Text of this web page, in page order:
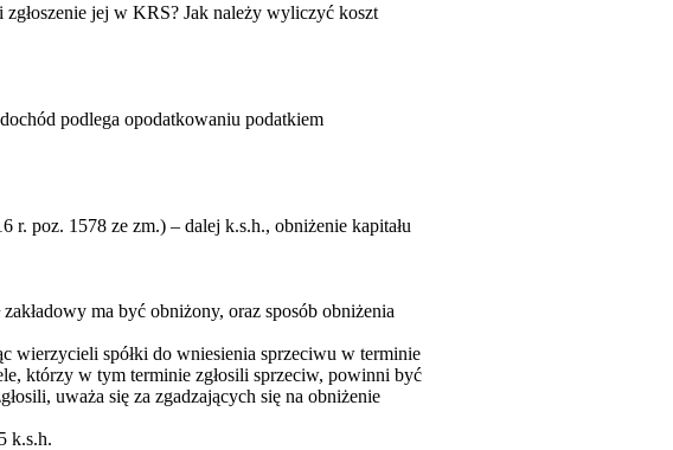
zgłoszenie jej w KRS? Jak należy wyliczyć koszt
podlega opodatkowaniu podatkiem
poz. 1578 ze zm.) – dalej k.s.h., obniżenie kapitału
ma być obniżony, oraz sposób obniżenia
wierzycieli spółki do wniesienia sprzeciwu w terminie
którzy w tym terminie zgłosili sprzeciw, powinni być
uważa się za zgadzających się na obniżenie
k.s.h.